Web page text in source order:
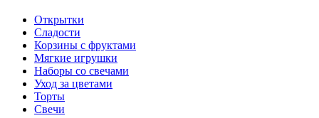
Открытки
Сладости
Корзины с фруктами
Мягкие игрушки
Наборы со свечами
Уход за цветами
Торты
Свечи